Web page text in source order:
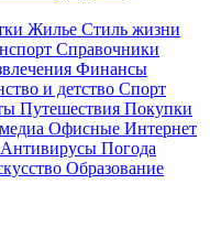
Жилье Стиль жизни
Справочники
Финансы
и детство Спорт
Путешествия Покупки
Офисные Интернет
Антивирусы Погода
Образование